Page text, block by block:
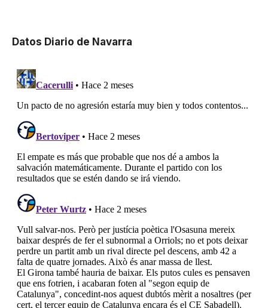
Datos Diario de Navarra